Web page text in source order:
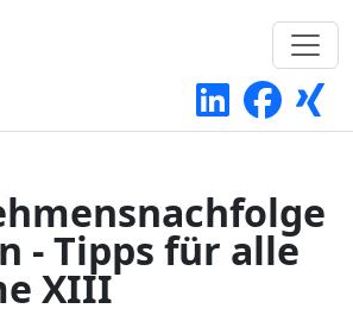
- Tipps für alle
XIII